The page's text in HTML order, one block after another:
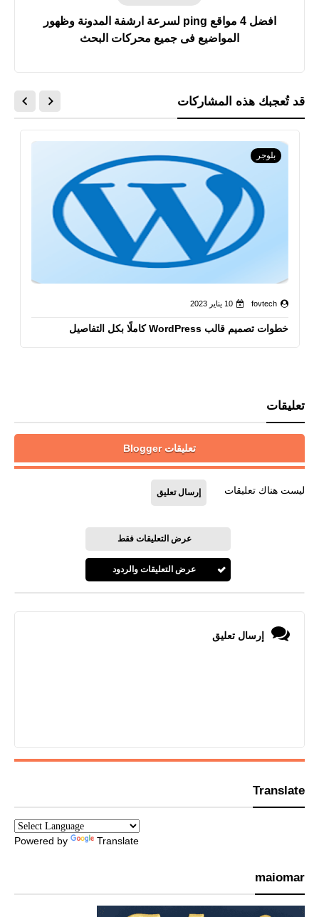
افضل 4 مواقع ping لسرعة ارشفة المدونة وظهور
المواضيع فى جميع محركات البحث
قد تُعجبك هذه المشاركات
بلوجر
fovtech 10 يناير 2023
خطوات تصميم قالب WordPress كاملًا بكل التفاصيل
تعليقات
تعليقات Blogger
ليست هناك تعليقات إرسال تعليق
عرض التعليقات فقط
عرض التعليقات والردود
إرسال تعليق
Translate
Powered by Translate
maiomar